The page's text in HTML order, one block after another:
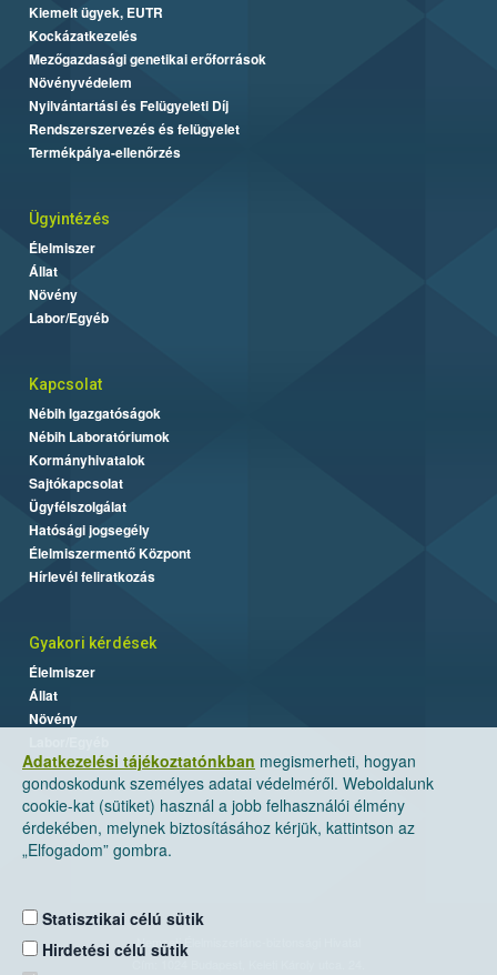
Adatkezelési tájékoztatónkban megismerheti, hogyan
gondoskodunk személyes adatai védelméről. Weboldalunk
cookie-kat (sütiket) használ a jobb felhasználói élmény
érdekében, melynek biztosításához kérjük, kattintson az
„Elfogadom” gombra.
Statisztikai célú sütik
Hirdetési célú sütik
Kiemelt ügyek, EUTR
Kockázatkezelés
Mezőgazdasági genetikai erőforrások
Növényvédelem
Nyilvántartási és Felügyeleti Díj
Rendszerszervezés és felügyelet
Termékpálya-ellenőrzés
Ügyintézés
Élelmiszer
Állat
Növény
Labor/Egyéb
Kapcsolat
Nébih Igazgatóságok
Nébih Laboratóriumok
Kormányhivatalok
Sajtókapcsolat
Ügyfélszolgálat
Hatósági jogsegély
Élelmiszermentő Központ
Hírlevél feliratkozás
Gyakori kérdések
Élelmiszer
Állat
Növény
Nemzeti Élelmiszerlánc-biztonsági Hivatal